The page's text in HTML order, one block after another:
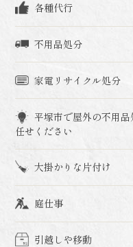
各種代行
不用品処分
家電リサイクル処分
平塚市で屋外の不用
任せください
大掛かりな片付け
庭仕事
引越しや移動